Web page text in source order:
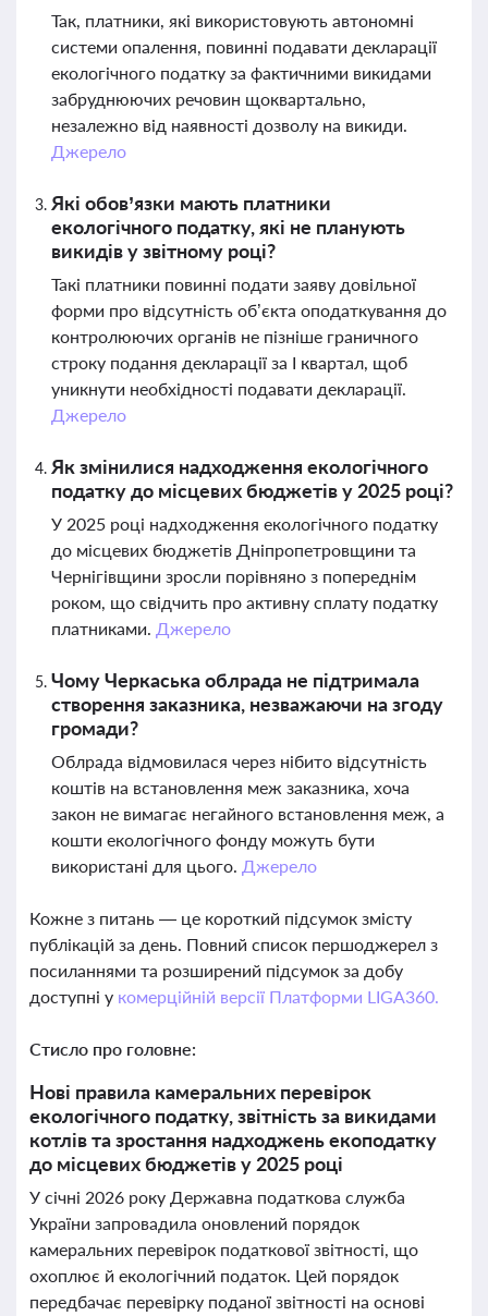
Так, платники, які використовують автономні
системи опалення, повинні подавати декларації
екологічного податку за фактичними викидами
забруднюючих речовин щоквартально,
незалежно від наявності дозволу на викиди.
Джерело
Які обов’язки мають платники
екологічного податку, які не планують
викидів у звітному році?
Такі платники повинні подати заяву довільної
форми про відсутність об’єкта оподаткування до
контролюючих органів не пізніше граничного
строку подання декларації за І квартал, щоб
уникнути необхідності подавати декларації.
Джерело
Як змінилися надходження екологічного
податку до місцевих бюджетів у 2025 році?
У 2025 році надходження екологічного податку
до місцевих бюджетів Дніпропетровщини та
Чернігівщини зросли порівняно з попереднім
роком, що свідчить про активну сплату податку
платниками. Джерело
Чому Черкаська облрада не підтримала
створення заказника, незважаючи на згоду
громади?
Облрада відмовилася через нібито відсутність
коштів на встановлення меж заказника, хоча
закон не вимагає негайного встановлення меж, а
кошти екологічного фонду можуть бути
використані для цього. Джерело
Кожне з питань — це короткий підсумок змісту
публікацій за день. Повний список першоджерел з
посиланнями та розширений підсумок за добу
доступні у комерційній версії Платформи LIGA360.
Стисло про головне:
Нові правила камеральних перевірок
екологічного податку, звітність за викидами
котлів та зростання надходжень екоподатку
до місцевих бюджетів у 2025 році
У січні 2026 року Державна податкова служба
України запровадила оновлений порядок
камеральних перевірок податкової звітності, що
охоплює й екологічний податок. Цей порядок
передбачає перевірку поданої звітності на основі